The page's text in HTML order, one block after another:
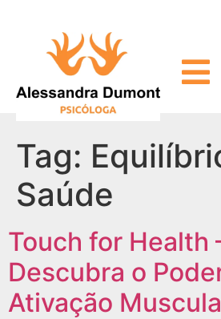
Tag:
Saúde
Touch for Health
Descubra o
Ativação